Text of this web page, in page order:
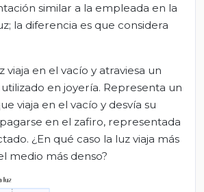
similar a la empleada en la
la diferencia es que considera
viaja en el vacío y atraviesa un
en joyería. Representa un
viaja en el vacío y desvía su
en el zafiro, representada
¿En qué caso la luz viaja más
medio más denso?